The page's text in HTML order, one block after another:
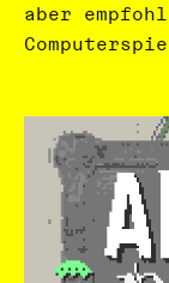
aber